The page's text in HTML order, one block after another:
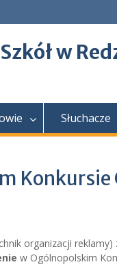
w
Słuchacze
organizacji reklamy)
w Ogólnopolskim